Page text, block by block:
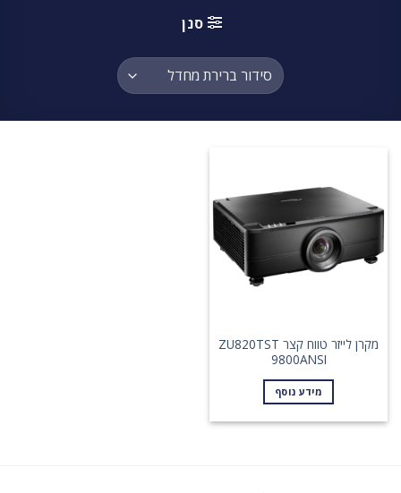
סנן
מקרן לייזר טווח קצר ZU820TST
9800ANSI
מידע נוסף